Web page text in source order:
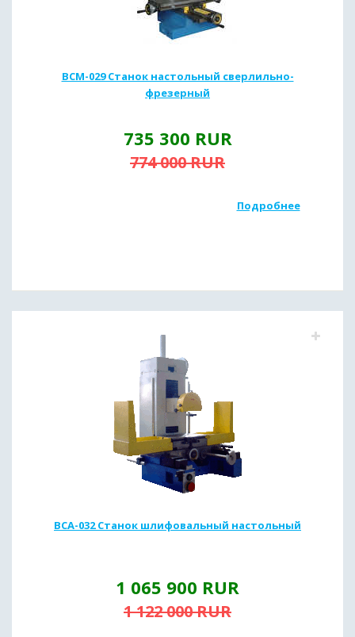
ВСМ-029 Станок настольный сверлильно-
фрезерный
735 300 RUR
774 000RUR
Подробнее
ВСА-032 Станок шлифовальный настольный
1 065 900 RUR
1 122 000RUR